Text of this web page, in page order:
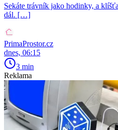
Sekáte trávník jako hodinky, a
dál. […]
PrimaProstor.cz
dnes, 06:15
3 min
Reklama